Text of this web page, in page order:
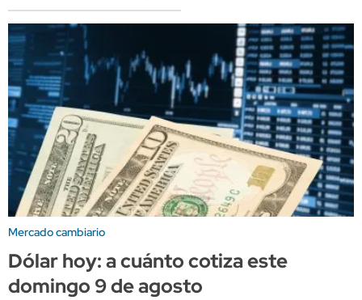
Mercado cambiario
Dólar hoy: a cuánto cotiza este
domingo 9 de agosto